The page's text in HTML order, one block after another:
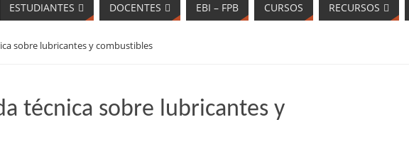
ESTUDIANTES DOCENTES EBI – FPB CURSOS RECURSOS
sobre lubricantes y combustibles
técnica sobre lubricantes y